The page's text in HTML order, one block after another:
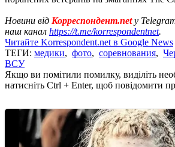
Новини від Корреспондент.netу
наш канал https://t.me/korrespondentnet.
Читайте Korrespondent.net в Google News
ТЕГИ: медики, фото, соревнования,
ВСУ
Якщо ви помітили помилку, виділіть
натисніть Ctrl + Enter, щоб повідомити